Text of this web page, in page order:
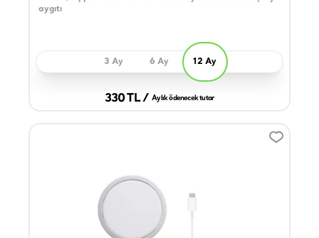
aygıtı
3 Ay 6 Ay 12 Ay
330 TL / Aylık ödenecek tutar